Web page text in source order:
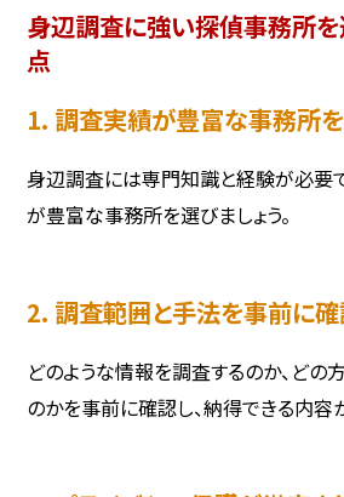
身辺調査に強い探偵事務所を
点
1. 調査実績が豊富な事務所
身辺調査には専門知識と経験が必要
が豊富な事務所を選びましょう。
2. 調査範囲と手法を事前に確
どのような情報を調査するのか、どの
のかを事前に確認し、納得できる内容